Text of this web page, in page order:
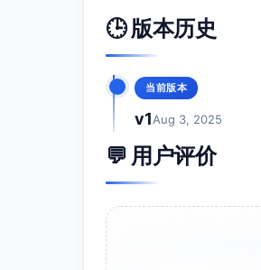
最终轮与关键
文档命名规范
票由助理处理
即时通讯降噪
Slack设定“深
16:30推送团
🕒 版本历史
当前版本
v1Aug 3, 2025
💬 用户评价